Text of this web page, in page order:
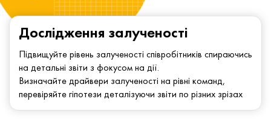
Дослідження залученості
Підвищуйте рівень залученості співробітників спираючись
на детальні звіти з фокусом на дії.
Визначайте драйвери залученості на рівні команд,
перевіряйте гіпотези деталізуючи звіти по різних зрізах